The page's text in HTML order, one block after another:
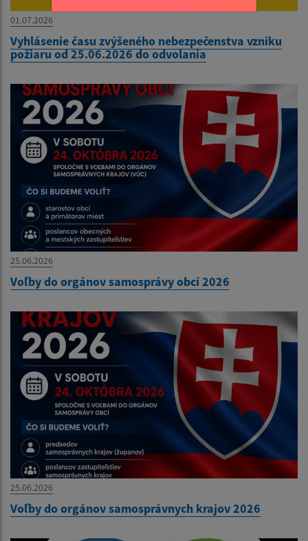
01.07.2026
Vyhlásenie času zvýšeného nebezpečenstva vzniku
požiaru od 25.06.2026 do odvolania
25.06.2026
Voľby do orgánov samosprávy obcí 2026
25.06.2026
Voľby do orgánov samosprávnych krajov 2026